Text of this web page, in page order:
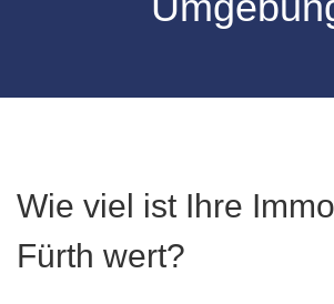
Wie viel ist Ihre
Fürth wert?